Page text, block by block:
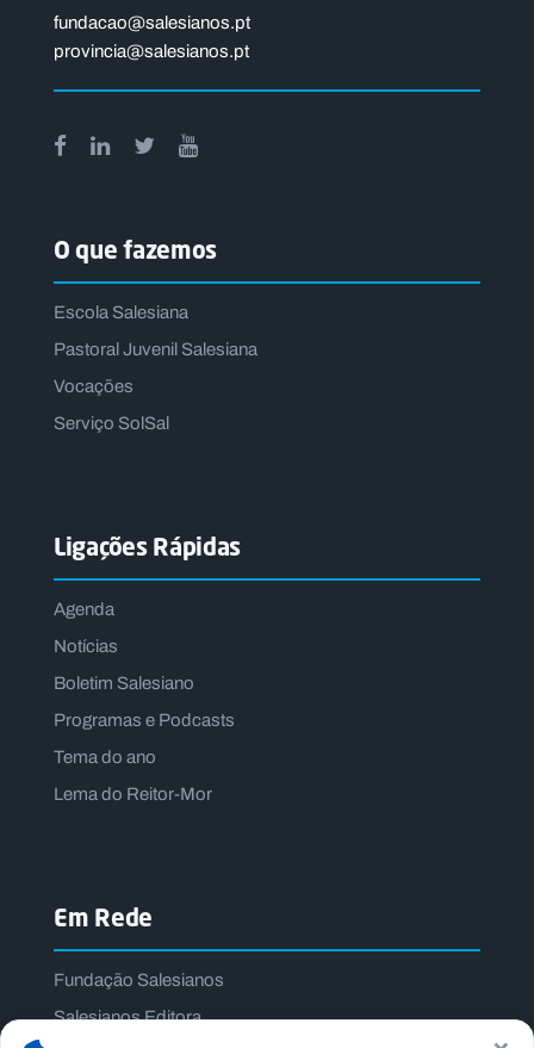
fundacao@salesianos.pt
provincia@salesianos.pt
O que fazemos
Escola Salesiana
Pastoral Juvenil Salesiana
Vocações
Serviço SolSal
Ligações Rápidas
Agenda
Notícias
Boletim Salesiano
Programas e Podcasts
Tema do ano
Lema do Reitor-Mor
Em Rede
Fundação Salesianos
Salesianos Editora